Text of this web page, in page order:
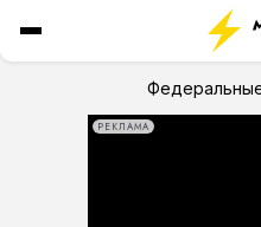
РЕКЛАМА